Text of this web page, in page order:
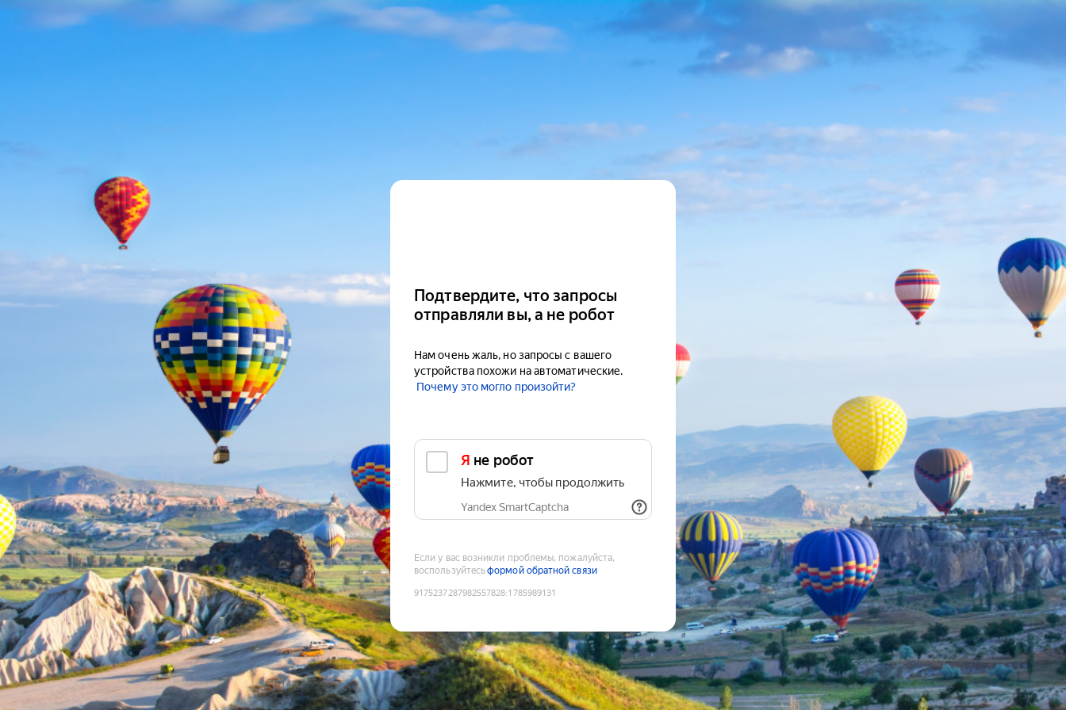
Подтвердите, что запросы
отправляли вы, а не робот
Нам очень жаль, но запросы с вашего
устройства похожи на автоматические.
Почему это могло произойти?
Я не робот
Нажмите, чтобы продолжить
Yandex SmartCaptcha
Если у вас возникли проблемы, пожалуйста,
воспользуйтесьформой обратной связи
9175237287982557828:1785989131